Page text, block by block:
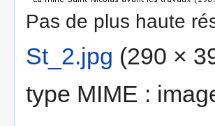
Pas de plus haute
St_2.jpg (290 ×
type MIME :